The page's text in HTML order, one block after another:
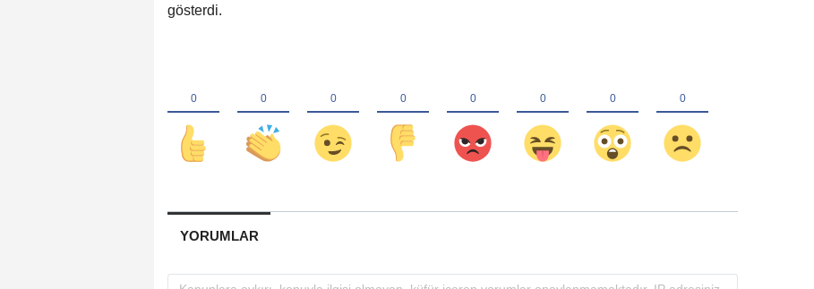
gösterdi.
YORUMLAR